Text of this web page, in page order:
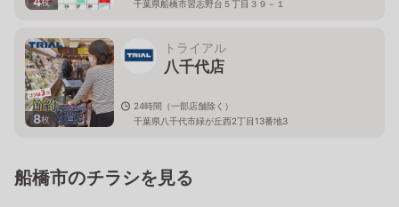
千葉県船橋市習志野台５丁目３９－１
8枚
トライアル
八千代店
24時間（一部店舗除く）
千葉県八千代市緑が丘西2丁目13番地3
船橋市のチラシを見る